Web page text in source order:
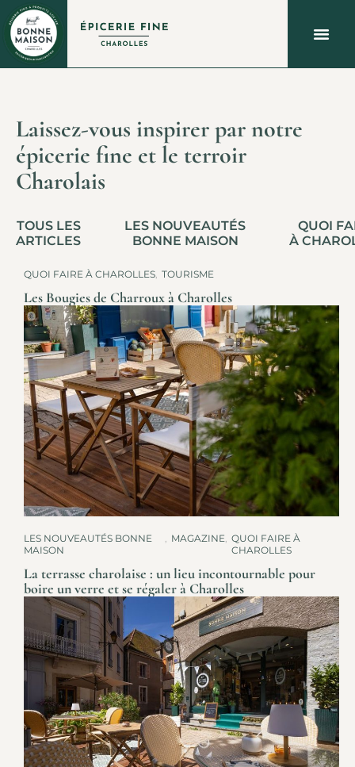
Laissez-vous inspirer par notre
épicerie fine et le terroir
Charolais
TOUS LES
ARTICLES
LES NOUVEAUTÉS
BONNE MAISON
QUOI
À
QUOI FAIRE À CHAROLLES, TOURISME
Les Bougies de Charroux à Charolles
LES NOUVEAUTÉS BONNE
MAISON
MAGAZINE QUOI FAIRE À
CHAROLLES
La terrasse charolaise : un lieu incontournable pour
boire un verre et se régaler à Charolles